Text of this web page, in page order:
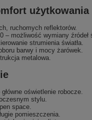
użytkowania
ruchomych reflektorów.
– możliwość wymiany źródeł
strumienia światła.
barwy i mocy żarówek.
metalowa.
oświetlenie robocze.
stylu.
space.
pomieszczenia.